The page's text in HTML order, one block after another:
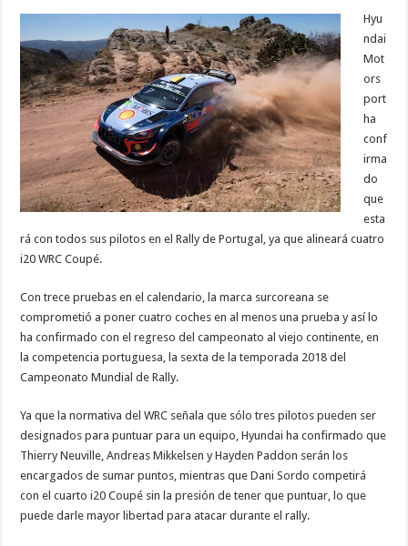
Hyu
ndai
Mot
ors
port
ha
conf
irma
do
que
esta
rá con todos sus pilotos en el Rally de Portugal, ya que alineará cuatro
i20 WRC Coupé.
Con trece pruebas en el calendario, la marca surcoreana se
comprometió a poner cuatro coches en al menos una prueba y así lo
ha confirmado con el regreso del campeonato al viejo continente, en
la competencia portuguesa, la sexta de la temporada 2018 del
Campeonato Mundial de Rally.
Ya que la normativa del WRC señala que sólo tres pilotos pueden ser
designados para puntuar para un equipo, Hyundai ha confirmado que
Thierry Neuville, Andreas Mikkelsen y Hayden Paddon serán los
encargados de sumar puntos, mientras que Dani Sordo competirá
con el cuarto i20 Coupé sin la presión de tener que puntuar, lo que
puede darle mayor libertad para atacar durante el rally.